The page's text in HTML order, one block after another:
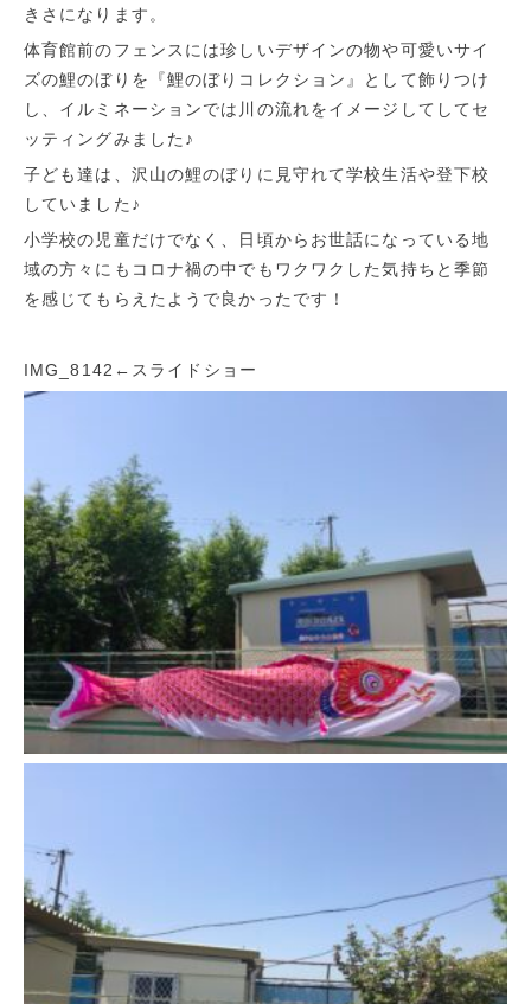
きさになります。
体育館前のフェンスには珍しいデザインの物や可愛いサイ
ズの鯉のぼりを『鯉のぼりコレクション』として飾りつけ
し、イルミネーションでは川の流れをイメージしてしてセ
ッティングみました♪
子ども達は、沢山の鯉のぼりに見守れて学校生活や登下校
していました♪
小学校の児童だけでなく、日頃からお世話になっている地
域の方々にもコロナ禍の中でもワクワクした気持ちと季節
を感じてもらえたようで良かったです！
IMG_8142 ←スライドショー